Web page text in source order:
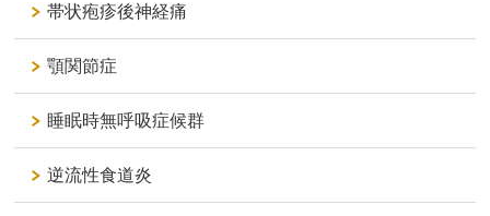
帯状疱疹後神経痛
顎関節症
睡眠時無呼吸症候群
逆流性食道炎